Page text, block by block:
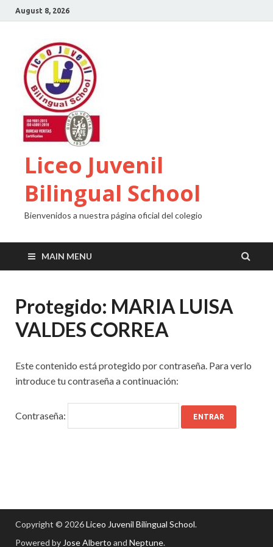
August 8, 2026
Liceo Juvenil
Bilingual School
Bienvenidos a nuestra página oficial del colegio
MAIN MENU
Protegido: MARIA LUISA
VALDES CORREA
Este contenido está protegido por contraseña. Para verlo
introduce tu contraseña a continuación:
Contraseña:
Copyright © 2026Liceo Juvenil Bilingual School.
Powered by Jose Alberto and Neptune.